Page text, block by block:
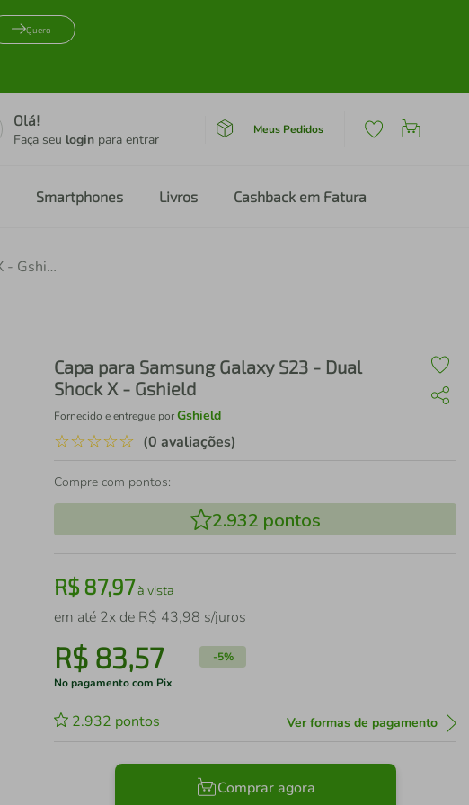
Quero
Olá!
Faça seu login para entrar
Meus Pedidos
Smartphones Livros Cashback em Fatura
Capa para Samsung Galaxy S23 - Dual Shock X - Gshield
Capa para Samsung Galaxy S23 - Dual
Shock X - Gshield
Fornecido e entregue porGshield
☆☆☆☆☆ (0 avaliações)
Compre com pontos:
2.932 pontos
R$87,97à vista
em até 2x de R$ 43,98 s/juros
R$ 83,57 -5%
No pagamento com Pix
2.932 pontos Ver formas de pagamento
Comprar agora